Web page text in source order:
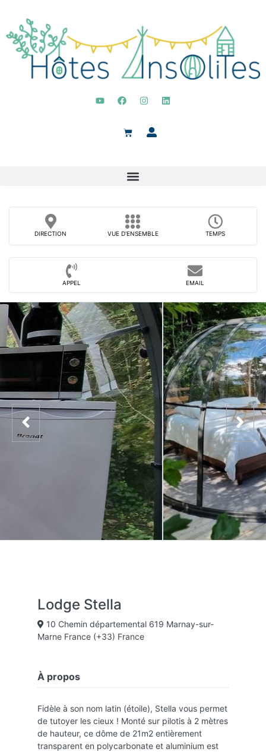
DIRECTION VUE D'ENSEMBLE TEMPS
APPEL EMAIL
Lodge Stella
10 Chemin départemental 619 Marnay-sur-
Marne France (+33) France
À propos
Fidèle à son nom latin (étoile), Stella vous permet
de tutoyer les cieux ! Monté sur pilotis à 2 mètres
de hauteur, ce dôme de 21m2 entièrement
transparent en polycarbonate et aluminium est